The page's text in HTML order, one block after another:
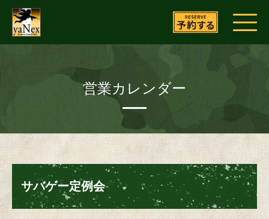
営業カレンダー
サバゲー定例会